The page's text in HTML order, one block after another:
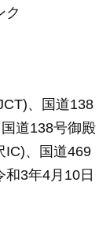
ク
、国道138
道138号御殿
IC)、国道469
和3年4月10日